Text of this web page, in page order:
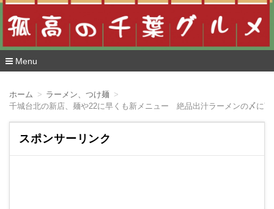
Menu
ホーム
ラーメン、つけ麺
千城台北の新店、麺や22に早くも新メニュー 絶品出汁ラーメンの〆に
スポンサーリンク